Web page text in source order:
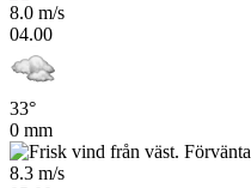
8.0 m/s
04.00
33°
0 mm
8.3 m/s